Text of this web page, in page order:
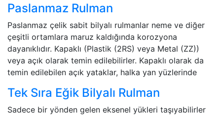
Paslanmaz Rulman
Paslanmaz çelik sabit bilyalı rulmanlar neme ve diğer
çeşitli ortamlara maruz kaldığında korozyona
dayanıklıdır. Kapaklı (Plastik (2RS) veya Metal (ZZ))
veya açık olarak temin edilebilirler. Kapaklı olarak da
temin edilebilen açık yataklar, halka yan yüzlerinde
Tek Sıra Eğik Bilyalı Rulman
Sadece bir yönden gelen eksenel yükleri taşıyabilirler